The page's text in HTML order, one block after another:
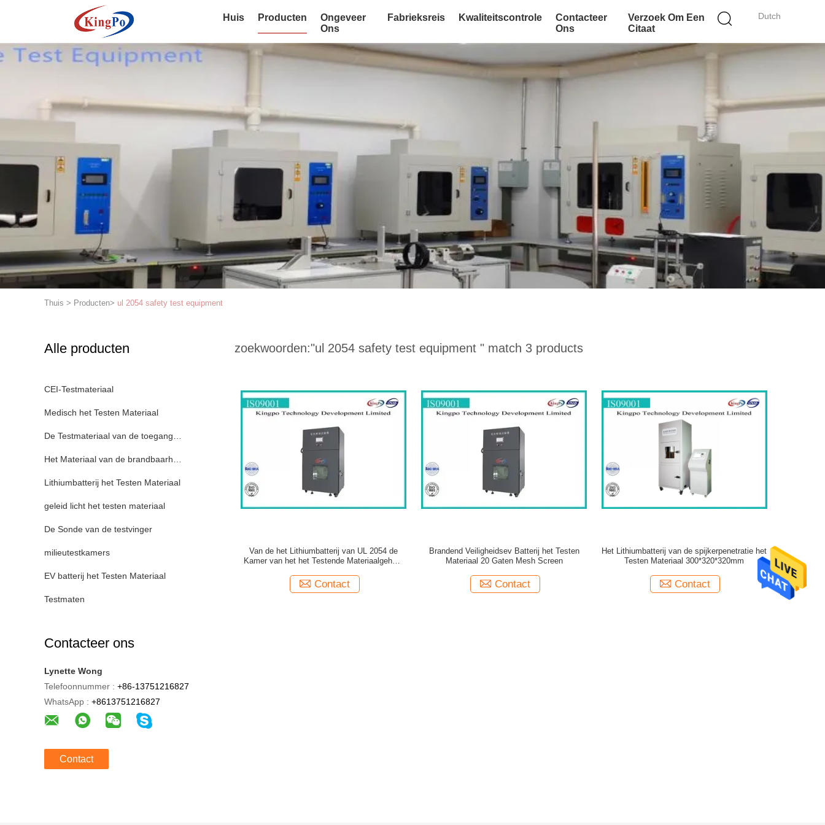
Dutch
Huis Producten
Ongeveer
Ons
Fabrieksreis Kwaliteitscontrole
Contacteer
Ons
Verzoek Om Een
Citaat
Thuis > Producten> ul 2054 safety test equipment
Alle producten
CEI-Testmateriaal
Medisch het Testen Materiaal
De Testmateriaal van de toegangsbescherming
Het Materiaal van de brandbaarheidstest
Lithiumbatterij het Testen Materiaal
geleid licht het testen materiaal
De Sonde van de testvinger
milieutestkamers
EV batterij het Testen Materiaal
Testmaten
Contacteer ons
Lynette Wong
Telefoonnummer : +86-13751216827
WhatsApp : +8613751216827
Contact
zoekwoorden:"ul 2054 safety test equipment " match 3 products
Van de het Lithiumbatterij van UL 2054 de
Kamer van het het Testende Materiaalgehard
Contact
Brandend Veiligheidsev Batterij het Testen
Materiaal 20 Gaten Mesh Screen
Contact
Het Lithiumbatterij van de spijkerpenetratie het
Testen Materiaal 300*320*320mm
Contact